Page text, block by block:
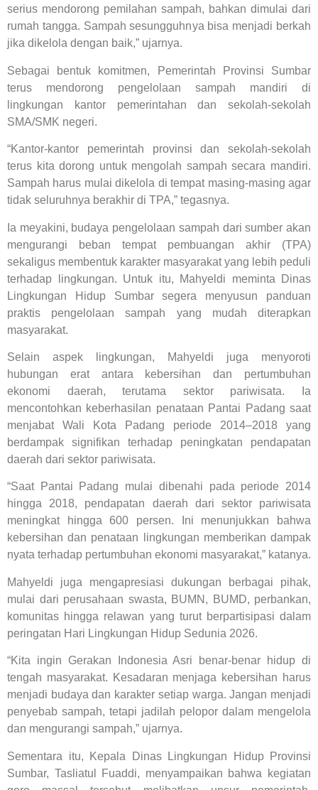
serius mendorong pemilahan sampah, bahkan dimulai dari
rumah tangga. Sampah sesungguhnya bisa menjadi berkah
jika dikelola dengan baik,” ujarnya.
Sebagai bentuk komitmen, Pemerintah Provinsi Sumbar
terus mendorong pengelolaan sampah mandiri di
lingkungan kantor pemerintahan dan sekolah-sekolah
SMA/SMK negeri.
“Kantor-kantor pemerintah provinsi dan sekolah-sekolah
terus kita dorong untuk mengolah sampah secara mandiri.
Sampah harus mulai dikelola di tempat masing-masing agar
tidak seluruhnya berakhir di TPA,” tegasnya.
Ia meyakini, budaya pengelolaan sampah dari sumber akan
mengurangi beban tempat pembuangan akhir (TPA)
sekaligus membentuk karakter masyarakat yang lebih peduli
terhadap lingkungan. Untuk itu, Mahyeldi meminta Dinas
Lingkungan Hidup Sumbar segera menyusun panduan
praktis pengelolaan sampah yang mudah diterapkan
masyarakat.
Selain aspek lingkungan, Mahyeldi juga menyoroti
hubungan erat antara kebersihan dan pertumbuhan
ekonomi daerah, terutama sektor pariwisata. Ia
mencontohkan keberhasilan penataan Pantai Padang saat
menjabat Wali Kota Padang periode 2014–2018 yang
berdampak signifikan terhadap peningkatan pendapatan
daerah dari sektor pariwisata.
“Saat Pantai Padang mulai dibenahi pada periode 2014
hingga 2018, pendapatan daerah dari sektor pariwisata
meningkat hingga 600 persen. Ini menunjukkan bahwa
kebersihan dan penataan lingkungan memberikan dampak
nyata terhadap pertumbuhan ekonomi masyarakat,” katanya.
Mahyeldi juga mengapresiasi dukungan berbagai pihak,
mulai dari perusahaan swasta, BUMN, BUMD, perbankan,
komunitas hingga relawan yang turut berpartisipasi dalam
peringatan Hari Lingkungan Hidup Sedunia 2026.
“Kita ingin Gerakan Indonesia Asri benar-benar hidup di
tengah masyarakat. Kesadaran menjaga kebersihan harus
menjadi budaya dan karakter setiap warga. Jangan menjadi
penyebab sampah, tetapi jadilah pelopor dalam mengelola
dan mengurangi sampah,” ujarnya.
Sementara itu, Kepala Dinas Lingkungan Hidup Provinsi
Sumbar, Tasliatul Fuaddi, menyampaikan bahwa kegiatan